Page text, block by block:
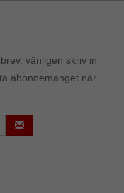
vänligen skriv in
abonnemanget när